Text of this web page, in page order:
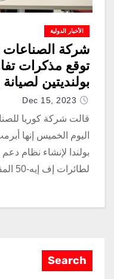
الأخبار الدولية
توقع مذكرات
بولنديتين لصيانة
Dec 15, 2023
اليوم الخميس إنها
بولندا لإنشاء نظام
لطائرات إف إيه-50 المقاتلة التي تصدرها…
Search